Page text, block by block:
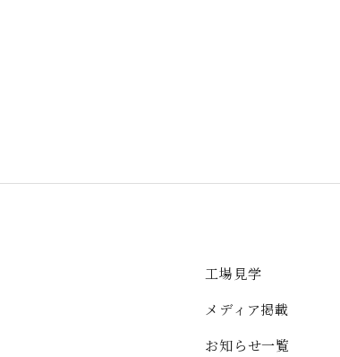
工場見学
メディア掲載
お知らせ一覧